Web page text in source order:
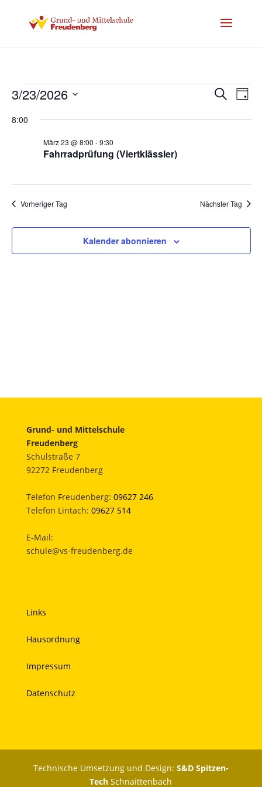
Veranstaltungen
23.
März
2026
und
SucheTag
3/23/2026
wählen.
8:00
Fahrradprüfung (Viertklässler)
März 23 @ 8:00 -9:30
Vorheriger Tag Nächster Tag
Kalender abonnieren
Grund- und Mittelschule
Freudenberg
Schulstraße 7
92272 Freudenberg
Telefon Freudenberg: 09627 246
Telefon Lintach: 09627 514
E-Mail:
schule@vs-freudenberg.de
Links
Hausordnung
Impressum
Datenschutz
Technische Umsetzung und Design: S&D Spitzen-
Tech Schnaittenbach